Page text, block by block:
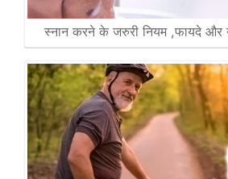
स्नान करने के जरुरी नियम ,फायदे और